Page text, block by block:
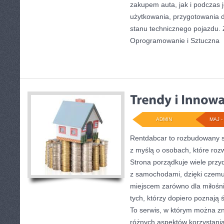
zakupem auta, jak i podczas
użytkowania, przygotowania
stanu technicznego pojazdu.
Oprogramowanie i Sztuczna
MAJ -
ADMIN
Rentdabcar to rozbudowany
z myślą o osobach, które
Strona porządkuje wiele
z samochodami, dzięki
miejscem zarówno dla
tych, którzy dopiero poznają
To serwis, w którym można
różnych aspektów